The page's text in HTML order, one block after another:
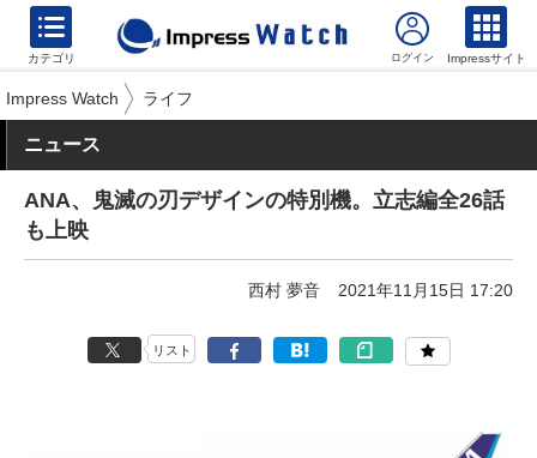
カテゴリ Impressサイト
Impress Watch ライフ
ニュース
ANA、鬼滅の刃デザインの特別機。立志編全26話
も上映
西村 夢音 2021年11月15日 17:20
リスト